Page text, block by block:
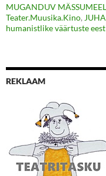
MUGANDUV
Teater.Muusika.Kino,
humanistlike väärtuste
REKLAAM